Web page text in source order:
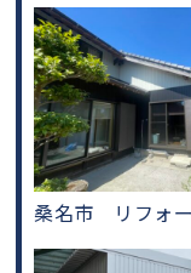
桑名市 リフォ